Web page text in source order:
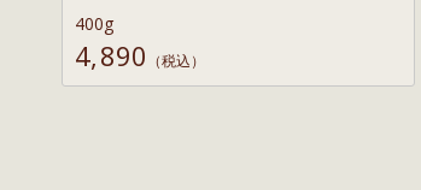
400g
4,890 （税込）